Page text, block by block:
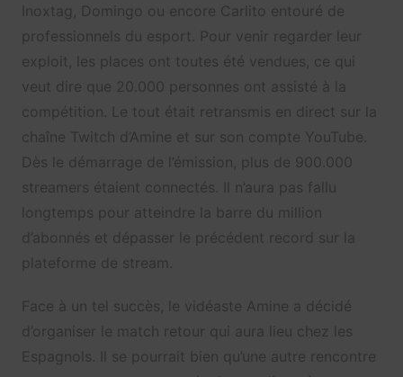
Inoxtag, Domingo ou encore Carlito entouré de
professionnels du esport. Pour venir regarder leur
exploit, les places ont toutes été vendues, ce qui
veut dire que 20.000 personnes ont assisté à la
compétition. Le tout était retransmis en direct sur la
chaîne Twitch d’Amine et sur son compte YouTube.
Dès le démarrage de l’émission, plus de 900.000
streamers étaient connectés. Il n’aura pas fallu
longtemps pour atteindre la barre du million
d’abonnés et dépasser le précédent record sur la
plateforme de stream.
Face à un tel succès, le vidéaste Amine a décidé
d’organiser le match retour qui aura lieu chez les
Espagnols. Il se pourrait bien qu’une autre rencontre